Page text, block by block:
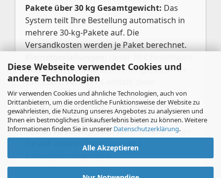
Diese Webseite verwendet Cookies und
andere Technologien
Wir verwenden Cookies und ähnliche Technologien, auch von
Drittanbietern, um die ordentliche Funktionsweise der Website zu
gewährleisten, die Nutzung unseres Angebotes zu analysieren und
Ihnen ein bestmögliches Einkaufserlebnis bieten zu können. Weitere
Informationen finden Sie in unserer Datenschutzerklärung.
Alle Akzeptieren
Pakete über 30 kg Gesamtgewicht: Das
System teilt Ihre Bestellung automatisch in
mehrere 30-kg-Pakete auf. Die
Versandkosten werden je Paket berechnet.
berechnen wir eine Bearbeitungspauschale
von 3,00 €. Ab 20,01 € entfällt diese
automatisch.
EU- & internationale Lieferungen:Der
Versand erfolgt per UPS oder GLS. Die
Kosten variieren je nach Land. Details finden
Sie auf unserer Seite Versand &
Zahlungsbedingungen.